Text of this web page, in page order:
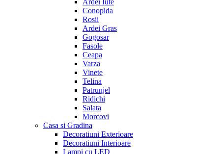
Ardei Iute
Conopida
Rosii
Ardei Gras
Gogosar
Fasole
Ceapa
Varza
Vinete
Telina
Patrunjel
Ridichi
Salata
Morcovi
Casa si Gradina
Decoratiuni Exterioare
Decoratiuni Interioare
Lampi cu LED